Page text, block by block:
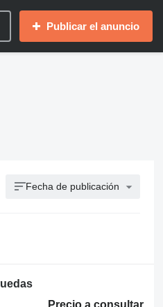
Publicar el anuncio
Fecha de publicación
Precio a consultar